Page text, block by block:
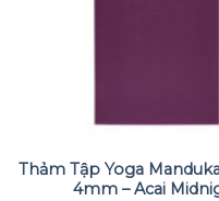
Thảm Tập Yoga
4mm – Acai